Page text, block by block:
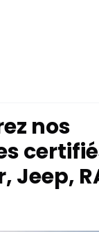
nos
Jeep,